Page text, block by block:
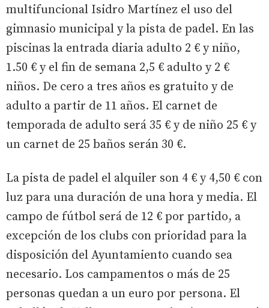
multifuncional Isidro Martínez el uso del
gimnasio municipal y la pista de padel. En las
piscinas la entrada diaria adulto 2 € y niño,
1.50 € y el fin de semana 2,5 € adulto y 2 €
niños. De cero a tres años es gratuito y de
adulto a partir de 11 años. El carnet de
temporada de adulto será 35 € y de niño 25 € y
un carnet de 25 baños serán 30 €.
La pista de padel el alquiler son 4 € y 4,50 € con
luz para una duración de una hora y media. El
campo de fútbol será de 12 € por partido, a
excepción de los clubs con prioridad para la
disposición del Ayuntamiento cuando sea
necesario. Los campamentos o más de 25
personas quedan a un euro por persona. El